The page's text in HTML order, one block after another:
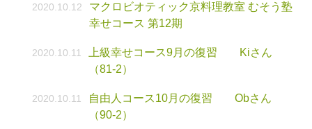
2020.10.12
マクロビオティック京料理教室 むそう塾
幸せコース 第12期
2020.10.11
上級幸せコース9月の復習 Kiさん
（81-2）
2020.10.11
自由人コース10月の復習 Obさん
（90-2）